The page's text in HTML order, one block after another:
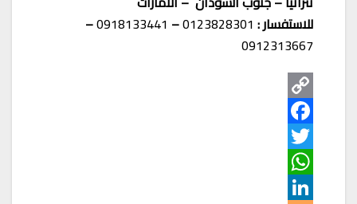
للاستفسار :0123828301
–
0918133441
–
0912313667